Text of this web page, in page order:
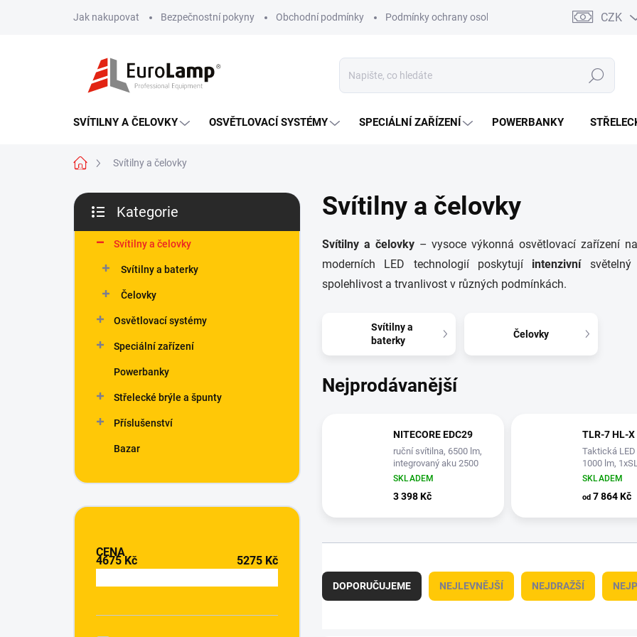
Jak nakupovat Bezpečnostní pokyny Obchodní podmínky Podmínky ochrany osobních údajů Kontakty CZK
Hledat
SVÍTILNY A ČELOVKY OSVĚTLOVACÍ SYSTÉMY SPECIÁLNÍ ZAŘÍZENÍ POWERBANKY
Domů Svítilny a čelovky
P
s
kategorie
Kategorie
Svítilny a čelovky
Svítilny a baterky
Čelovky
Osvětlovací systémy
Speciální zařízení
Powerbanky
Střelecké brýle a špunty
Příslušenství
Bazar
CENA
4675Kč 5275 Kč
Svítilny a čelovky
Svítilny a čelovky– vysoce výkonná osvětlovací zařízení
moderních LED technologií poskytují intenzivnísvětelný
spolehlivost a trvanlivost v různých podmínkách.
Svítilny a
baterky
Čelovky
Nejprodávanější
NITECORE EDC29
ruční svítilna, 6500 lm,
integrovaný aku 2500
mAh
SKLADEM
3 398 Kč
TLR-7 HL-X
Taktická
1000 lm,
nabíjecí aku.
SKLADEM
od7 864 Kč
a
z
DOPORUČUJEME NEJLEVNĚJŠÍ NEJDRAŽŠÍ